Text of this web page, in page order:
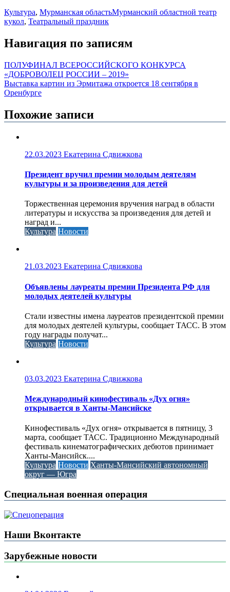
Культура, Мурманская областьМурманский областной театр
кукол, Театральный праздник
Навигация по записям
ПОЛУФИНАЛ ВСЕРОССИЙСКОГО КОНКУРСА
«ДОБРОВОЛЕЦ РОССИИ – 2019»
Выставка картин из Эрмитажа откроется 18 сентября в
Оренбурге
Похожие записи
22.03.2023 Екатерина Сдвижкова
Президент вручил премии молодым деятелям
культуры и за произведения для детей
Торжественная церемония вручения наград в области
литературы и искусства за произведения для детей и
наград и...
Культура Новости
21.03.2023 Екатерина Сдвижкова
Объявлены лауреаты премии Президента РФ для
молодых деятелей культуры
Стали известны имена лауреатов президентской премии
для молодых деятелей культуры, сообщает ТАСС. В этом
году награды получат...
Культура Новости
03.03.2023 Екатерина Сдвижкова
Международный кинофестиваль «Дух огня»
открывается в Ханты-Мансийске
Кинофестиваль «Дух огня» открывается в пятницу, 3
марта, сообщает ТАСС. Традиционно Международный
фестиваль кинематографических дебютов принимает
Ханты-Мансийск....
Культура Новости Ханты-Мансийский автономный
округ — Югра
Специальная военная операция
Наши Вконтакте
Зарубежные новости